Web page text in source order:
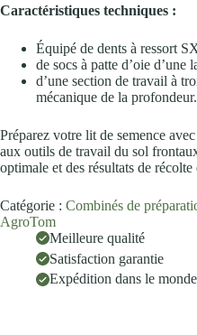
Caractéristiques techniques :
Équipé de dents à ressort
de socs à patte d’oie d’une
d’une section de travail à
mécanique de la profondeur.
Préparez votre lit de semence
aux outils de travail du sol
optimale et des résultats de
Catégorie : Combinés de
AgroTom
Meilleure qualité
Satisfaction garantie
Expédition dans le